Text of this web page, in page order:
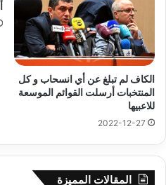
الكاف لم تبلغ عن أي انسحاب و كل
المنتخبات أرسلت القوائم الموسعة
للاعبيها
2022-12-27
المقالات المميزة